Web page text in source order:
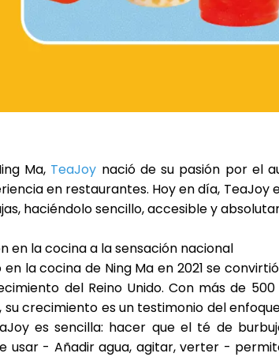
Ma, TeaJoy nació de su pasión por el
en restaurantes. Hoy en día,
haciéndolo sencillo, accesible y
en la cocina a la sensación nacional
en la cocina de Ning Ma en 2021 se
del Reino Unido. Con más de 500
, su crecimiento es un testimonio del
es sencilla: hacer que el té de
usar - Añadir agua, agitar, verter -